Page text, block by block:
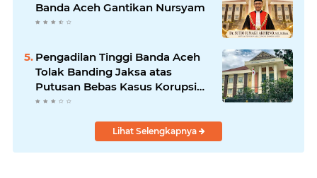
Banda Aceh Gantikan Nursyam
Pengadilan Tinggi Banda Aceh
Tolak Banding Jaksa atas
Putusan Bebas Kasus Korupsi
Wastafel
Lihat Selengkapnya